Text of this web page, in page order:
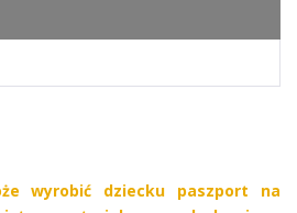
wyrobić dziecku paszport na